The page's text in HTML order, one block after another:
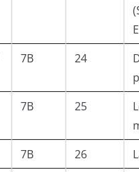
7B 24
7B 25
7B 26